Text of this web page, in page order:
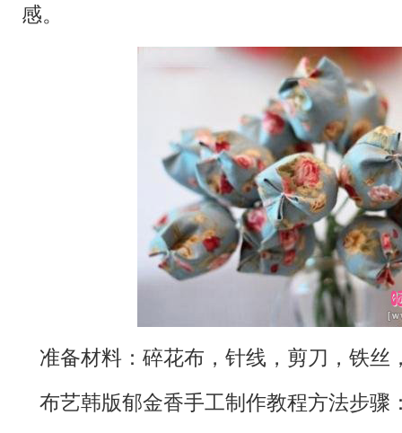
感。
准备材料：碎花布，针线，剪刀，铁丝
布艺韩版郁金香手工制作教程方法步骤